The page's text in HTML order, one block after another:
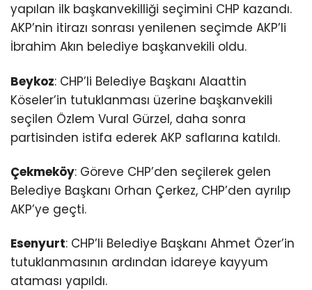
yapılan ilk başkanvekilliği seçimini CHP kazandı.
AKP’nin itirazı sonrası yenilenen seçimde AKP’li
İbrahim Akın belediye başkanvekili oldu.
Beykoz: CHP’li Belediye Başkanı Alaattin
Köseler’in tutuklanması üzerine başkanvekili
seçilen Özlem Vural Gürzel, daha sonra
partisinden istifa ederek AKP saflarına katıldı.
Çekmeköy: Göreve CHP’den seçilerek gelen
Belediye Başkanı Orhan Çerkez, CHP’den ayrılıp
AKP’ye geçti.
Esenyurt: CHP’li Belediye Başkanı Ahmet Özer’in
tutuklanmasının ardından idareye kayyum
ataması yapıldı.